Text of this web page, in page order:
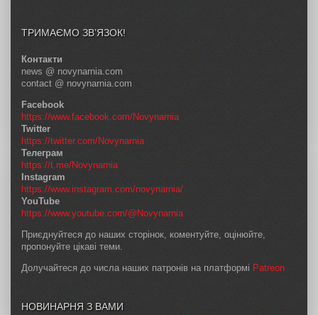
ТРИМАЄМО ЗВ’ЯЗОК!
Контакти
news @ novynarnia.com
contact @ novynarnia.com
Facebook
https://www.facebook.com/Novynarnia
Twitter
https://twitter.com/Novynarnia
Телеграм
https://t.me/Novynarnia
Instagram
https://www.instagram.com/novynarnia/
YouTube
https://www.youtube.com/@Novynarnia
Приєднуйтеся до наших сторінок, коментуйте, оцінюйте,
пропонуйте цікаві теми.
Долучайтеся до числа наших патронів на платформі Patreon
НОВИНАРНЯ З ВАМИ